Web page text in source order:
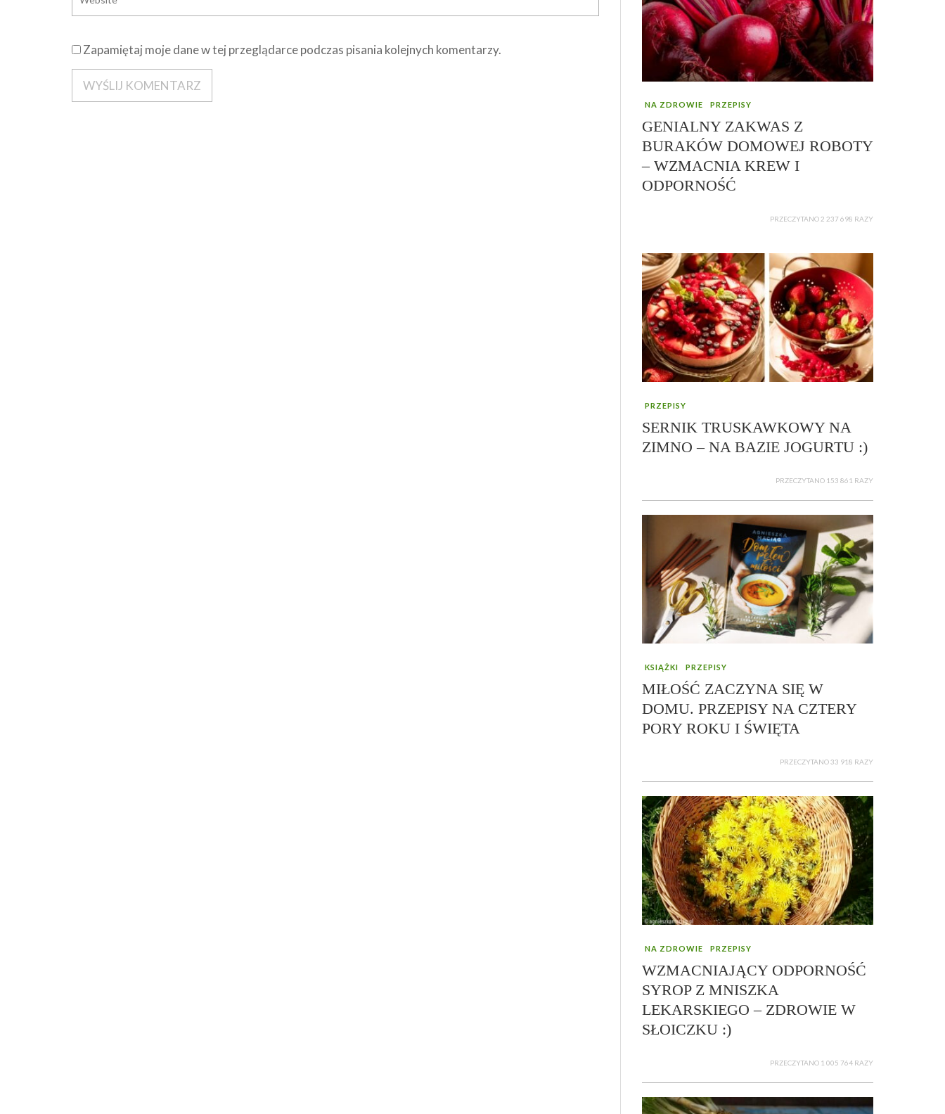
Zapamiętaj moje dane w tej przeglądarce podczas pisania kolejnych komentarzy.
NA ZDROWIE PRZEPISY
GENIALNY ZAKWAS Z
BURAKÓW DOMOWEJ ROBOTY
– WZMACNIA KREW I
ODPORNOŚĆ
PRZECZYTANO 2 237 698 RAZY
PRZEPISY
SERNIK TRUSKAWKOWY NA
ZIMNO – NA BAZIE JOGURTU :)
PRZECZYTANO 153 861 RAZY
KSIĄŻKI PRZEPISY
MIŁOŚĆ ZACZYNA SIĘ W
DOMU. PRZEPISY NA CZTERY
PORY ROKU I ŚWIĘTA
PRZECZYTANO 33 918 RAZY
NA ZDROWIE PRZEPISY
WZMACNIAJĄCY ODPORNOŚĆ
SYROP Z MNISZKA
LEKARSKIEGO – ZDROWIE W
SŁOICZKU :)
PRZECZYTANO 1 005 764 RAZY